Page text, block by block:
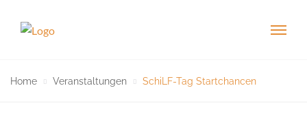
Home Veranstaltungen SchiLF-Tag Startchancen